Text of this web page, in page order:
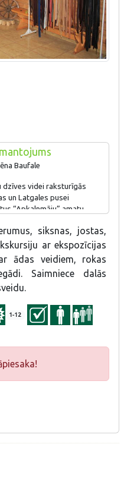
Baufale
dzīves videi raksturīgās
un Latgales pusei
“Apkalnmāju” amatu
piederumus, siksnas,
ar ekspozīcijas
ar ādas veidiem un
izmēģināt roku ādas
izstrādājumus. Iespēja
Saimniece dalās
siksnas, jostas,
ar ekspozīcijas
ādas veidiem, rokas
Saimniece dalās
1-12